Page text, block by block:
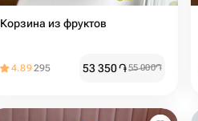
Корзина из фруктов
4.89295 53 350֏55 000֏